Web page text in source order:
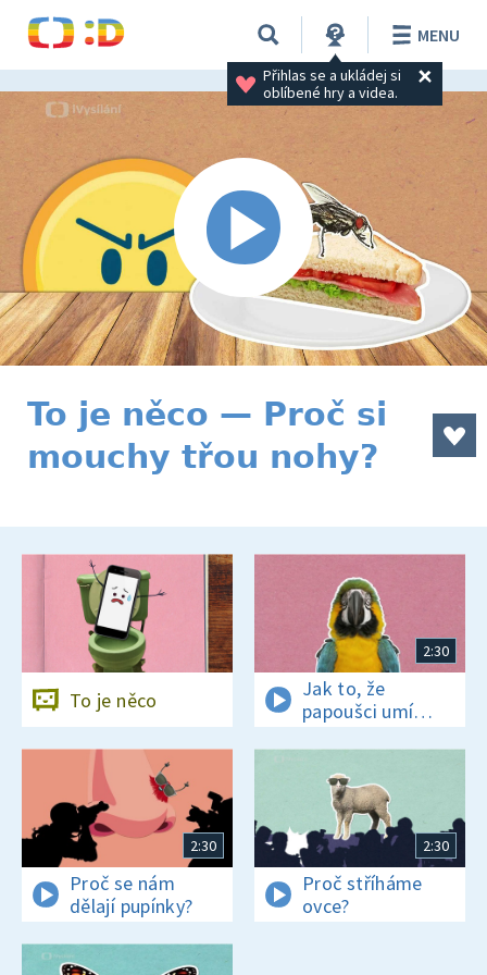
Přihlas se a ukládej si
oblíbené hry a videa.
MENU
To je něco — Proč si
mouchy třou nohy?
To je něco
2:30
Jak to, že
papoušci umí
mluvit?
2:30
Proč se nám
dělají pupínky?
2:30
Proč stříháme
ovce?